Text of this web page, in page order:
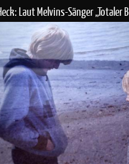
Laut Melvins-Sänger „Totaler